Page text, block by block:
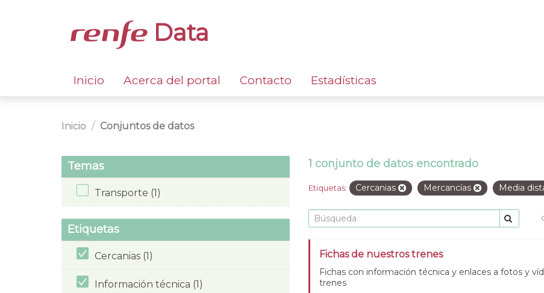
Data
Inicio Acerca del portal Contacto Estadísticas
Inicio Conjuntos de datos
Temas
Transporte (1)
Etiquetas
Cercanias (1)
Información técnica (1)
1 conjunto de datos encontrado
Etiquetas: Cercanias Mercancías Media
Fichas de nuestros trenes
Fichas con información técnica y enlaces a fotos y
trenes